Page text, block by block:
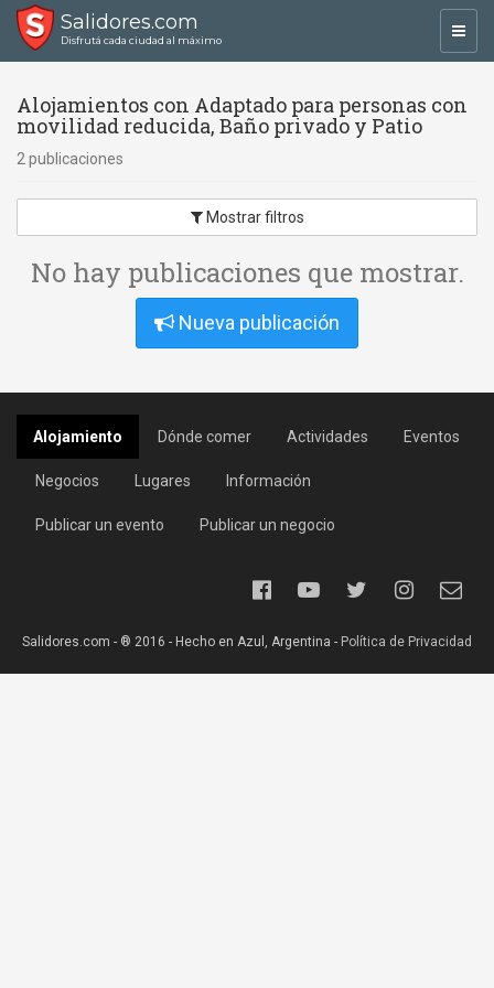
Salidores.com
Disfrutá cada ciudad al máximo
Alojamientos con Adaptado para personas con
movilidad reducida, Baño privado y Patio
2 publicaciones
Mostrar filtros
No hay publicaciones que mostrar.
Nueva publicación
Alojamiento Dónde comer Actividades Eventos
Negocios Lugares Información
Publicar un evento Publicar un negocio
Salidores.com - ® 2016 - Hecho en Azul, Argentina - Política de Privacidad